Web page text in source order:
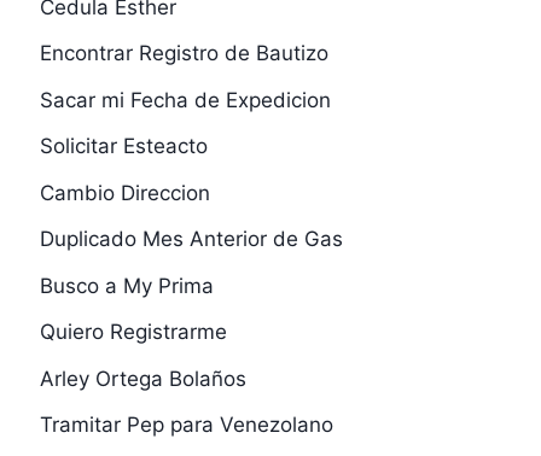
Cedula Esther
Encontrar Registro de Bautizo
Sacar mi Fecha de Expedicion
Solicitar Esteacto
Cambio Direccion
Duplicado Mes Anterior de Gas
Busco a My Prima
Quiero Registrarme
Arley Ortega Bolaños
Tramitar Pep para Venezolano